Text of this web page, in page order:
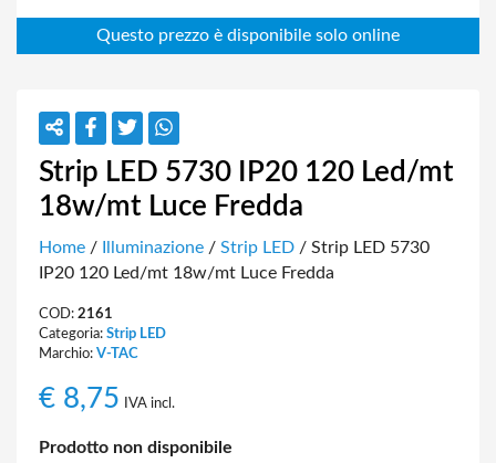
Strip LED 5730 IP20 120 Led/mt
18w/mt Luce Fredda
Home / Illuminazione / Strip LED / Strip LED 5730
IP20 120 Led/mt 18w/mt Luce Fredda
COD: 2161
Categoria: Strip LED
Marchio: V-TAC
€ 8,75 IVA incl.
Prodotto non disponibile